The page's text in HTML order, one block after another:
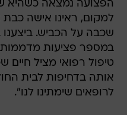
שכבה על הכביש. ביצענו
במספר פציעות
טיפול רפואי מציל חיים
אותה בדחיפות לבית
לרופאים שימתינו לנו".
(עדכון ראשון: 15:22)